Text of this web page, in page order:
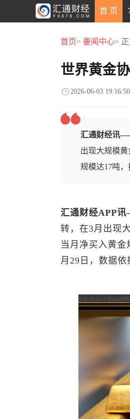
首 页
首页> 要闻中心>
世界黄金
2026-06-03 19:16:50
汇通财经讯
出现大规模
规模达17吨，
汇通财经APP
转，在3月出现
当月净买入黄
月29日，数据依